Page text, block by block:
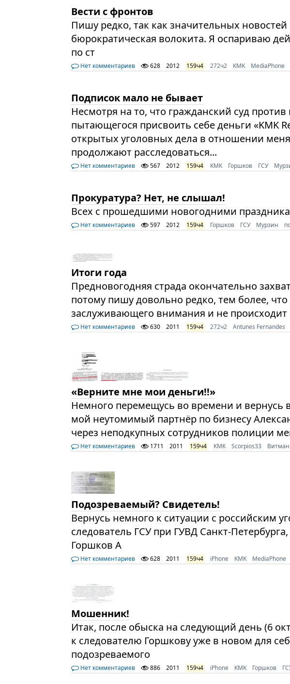
Вести с фронтов
Пишу редко, так как значительных
бюрократическая волокита. Я оспариваю
по ст
Нет комментариев 628 2012 159ч4 272ч2 KMK MediaPhone
Подписок мало не бывает
Несмотря на то, что гражданский суд против
пытающегося присвоить себе деньги «KMK
открытых уголовных дела в отношении
продолжают расследоваться...
Нет комментариев 567 2012 159ч4 KMK Горшков ГСУ
Прокуратура? Нет, не слышал!
Всех с прошедшими новогодними
Нет комментариев 597 2012 159ч4 Горшков ГСУ Мурзин
Итоги года
Предновогодняя страда окончательно
потому пишу довольно редко, тем более,
заслуживающего внимания и не происходит
Нет комментариев 630 2011 159ч4 272ч2 Antunes Fernandes
«Верните мне мои деньги!!»
Немного перемещусь во времени и вернусь
мой неутомимый партнёр по бизнесу
через неподкупных сотрудников полиции
Нет комментариев 1711 2011 159ч4 KMK Scorpios33 Витман
Подозреваемый? Свидетель!
Вернусь немного к ситуации с российским
следователь ГСУ при ГУВД Санкт-
Горшков А
Нет комментариев 628 2011 159ч4 iPhone KMK MediaPhone
Мошенник!
Итак, после обыска на следующий день (6
к следователю Горшкову уже в новом для
подозреваемого
Нет комментариев 886 2011 159ч4 iPhone KMK Горшков